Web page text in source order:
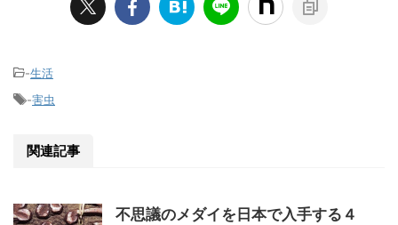
-生活
-害虫
関連記事
不思議のメダイを日本で入手する４